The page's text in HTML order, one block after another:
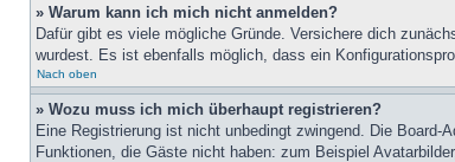
» Warum kann ich mich nicht anmelden?
Dafür gibt es viele mögliche Gründe. Versichere dich
wurdest. Es ist ebenfalls möglich, dass ein
Nach oben
» Wozu muss ich mich überhaupt registrieren?
Eine Registrierung ist nicht unbedingt zwingend. Die
Funktionen, die Gäste nicht haben: zum Beispiel